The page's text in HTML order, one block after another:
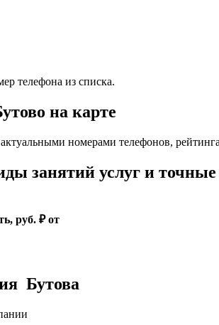
телефона из списка.
на карте
номерами телефонов,
услуг и точные
руб. ₽ от
Бутова